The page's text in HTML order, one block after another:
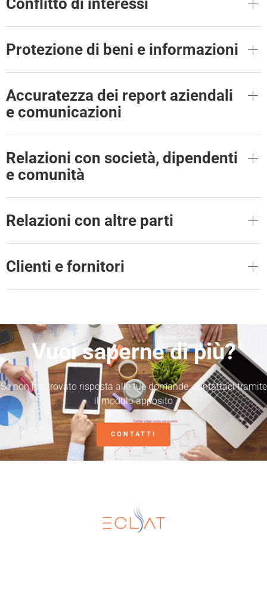
Conflitto di interessi
Protezione di beni e informazioni
Accuratezza dei report aziendali
e comunicazioni
Relazioni con società, dipendenti
e comunità
Relazioni con altre parti
Clienti e fornitori
Vuoi saperne di più?
Se non hai trovato risposta alle tue domande, contattaci tramite
il modulo apposito
CONTATTI